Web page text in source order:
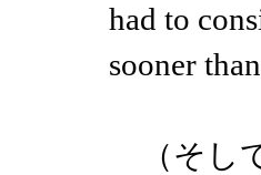
had to
sooner
（そし